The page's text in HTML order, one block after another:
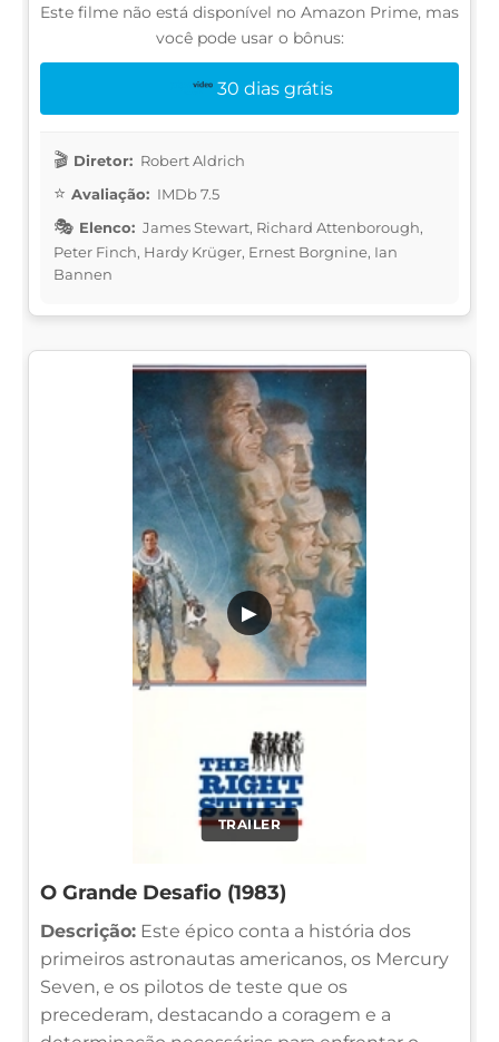
Este filme não está disponível no Amazon Prime, mas
você pode usar o bônus:
30 dias grátis
Diretor: Robert Aldrich
Avaliação: IMDb 7.5
Elenco: James Stewart, Richard Attenborough,
Peter Finch, Hardy Krüger, Ernest Borgnine, Ian
Bannen
TRAILER
▶
O Grande Desafio (1983)
Descrição: Este épico conta a história dos
primeiros astronautas americanos, os Mercury
Seven, e os pilotos de teste que os
precederam, destacando a coragem e a